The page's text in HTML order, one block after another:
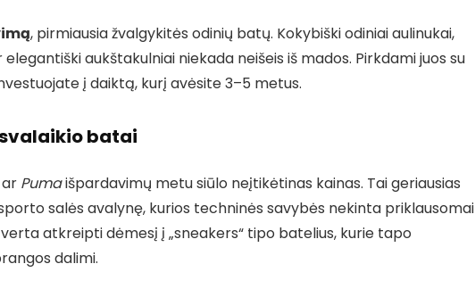
, pirmiausia žvalgykitės odinių batų. Kokybiški odiniai aulinukai,
aukštakulniai niekada neišeis iš mados. Pirkdami juos su
į daiktą, kurį avėsite 3–5 metus.
batai
Pumaišpardavimų metu siūlo neįtikėtinas kainas. Tai geriausias
salės avalynę, kurios techninės savybės nekinta priklausomai
atkreipti dėmesį į „sneakers“ tipo batelius, kurie tapo
dalimi.